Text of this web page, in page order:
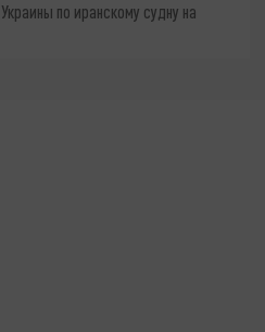
по иранскому судну на